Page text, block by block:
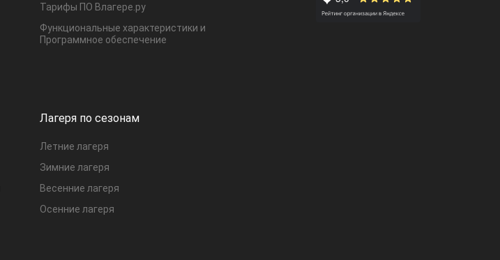
Тарифы ПО Влагере.ру
Функциональные характеристики и
Программное обеспечение
Лагеря по сезонам
Летние лагеря
Зимние лагеря
Весенние лагеря
Осенние лагеря